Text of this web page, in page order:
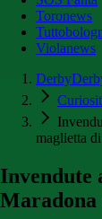
Toronews
Violanews
maglietta
Invendute
Maradona